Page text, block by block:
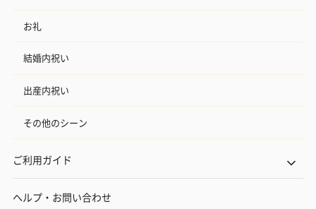
お礼
結婚内祝い
出産内祝い
その他のシーン
ご利用ガイド
ヘルプ・お問い合わせ